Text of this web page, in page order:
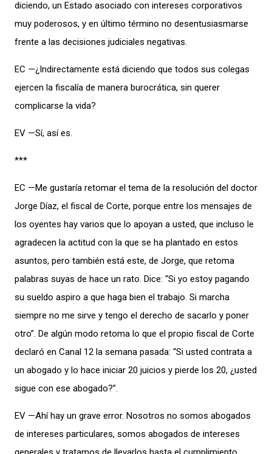
diciendo, un Estado asociado con intereses corporativos
muy poderosos, y en último término no desentusiasmarse
frente a las decisiones judiciales negativas.
EC —¿Indirectamente está diciendo que todos sus colegas
ejercen la fiscalía de manera burocrática, sin querer
complicarse la vida?
EV —Sí, así es.
***
EC —Me gustaría retomar el tema de la resolución del doctor
Jorge Díaz, el fiscal de Corte, porque entre los mensajes de
los oyentes hay varios que lo apoyan a usted, que incluso le
agradecen la actitud con la que se ha plantado en estos
asuntos, pero también está este, de Jorge, que retoma
palabras suyas de hace un rato. Dice: “Si yo estoy pagando
su sueldo aspiro a que haga bien el trabajo. Si marcha
siempre no me sirve y tengo el derecho de sacarlo y poner
otro”. De algún modo retoma lo que el propio fiscal de Corte
declaró en Canal 12 la semana pasada: “Si usted contrata a
un abogado y lo hace iniciar 20 juicios y pierde los 20, ¿usted
sigue con ese abogado?”.
EV —Ahí hay un grave error. Nosotros no somos abogados
de intereses particulares, somos abogados de intereses